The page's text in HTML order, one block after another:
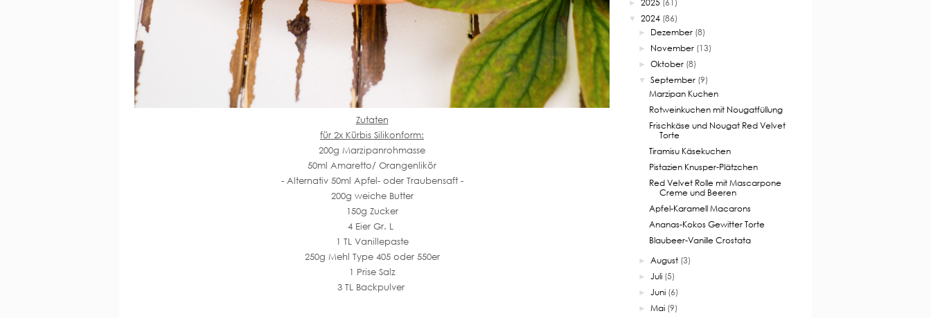
Zutaten
für 2x Kürbis Silikonform:
200g Marzipanrohmasse
50ml Amaretto/ Orangenlikör
- Alternativ 50ml Apfel- oder Traubensaft -
200g weiche Butter
150g Zucker
4 Eier Gr. L
1 TL Vanillepaste
250g Mehl Type 405 oder 550er
1 Prise Salz
3 TL Backpulver
► 2025 (61)
▼ 2024 (86)
► Dezember (8)
► November (13)
►Oktober (8)
▼ September (9)
Marzipan Kuchen
Rotweinkuchen mit Nougatfüllung
Frischkäse und Nougat Red Velvet
Torte
Tiramisu Käsekuchen
Pistazien Knusper-Plätzchen
Red Velvet Rolle mit Mascarpone
Creme und Beeren
Apfel-Karamell Macarons
Ananas-Kokos Gewitter Torte
Blaubeer-Vanille Crostata
►August (3)
►Juli (5)
►Juni (6)
►Mai (9)